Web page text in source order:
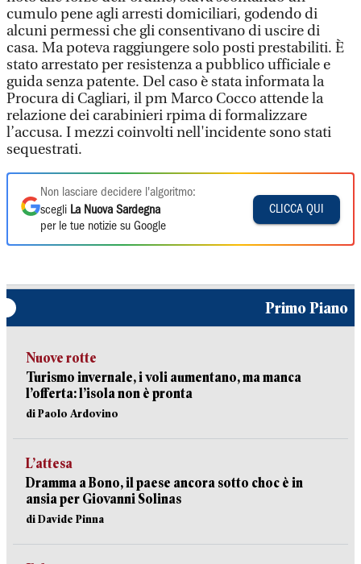
cumulo pene agli arresti domiciliari, godendo di
alcuni permessi che gli consentivano di uscire di
casa. Ma poteva raggiungere solo posti prestabiliti. È
stato arrestato per resistenza a pubblico ufficiale e
guida senza patente. Del caso è stata informata la
Procura di Cagliari, il pm Marco Cocco attende la
relazione dei carabinieri rpima di formalizzare
l’accusa. I mezzi coinvolti nell'incidente sono stati
sequestrati.
Non lasciare decidere l'algoritmo:
scegli La Nuova Sardegna
per le tue notizie su Google
CLICCA QUI
Primo Piano
Nuove rotte
Turismo invernale, i voli aumentano, ma manca
l’offerta: l’isola non è pronta
di Paolo Ardovino
L’attesa
Dramma a Bono, il paese ancora sotto choc è in
ansia per Giovanni Solinas
di Davide Pinna